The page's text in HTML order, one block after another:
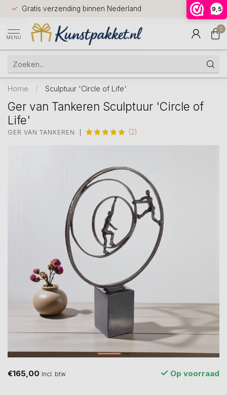
9,5
Gratis verzending binnen Nederland
Voor
huis
9.5
MENU
0
Home / Sculptuur 'Circle of Life'
Ger van Tankeren Sculptuur 'Circle of
Life'
GER VAN TANKEREN (2)
€165,00 Incl. btw Op voorraad